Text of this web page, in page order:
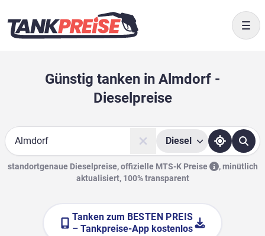
Günstig tanken in Almdorf -
Dieselpreise
Suche
Diesel
standortgenaue Dieselpreise, offizielle MTS-K Preise ,minütlich
aktualisiert, 100% transparent
Tanken zum BESTEN PREIS
– Tankpreise-App kostenlos